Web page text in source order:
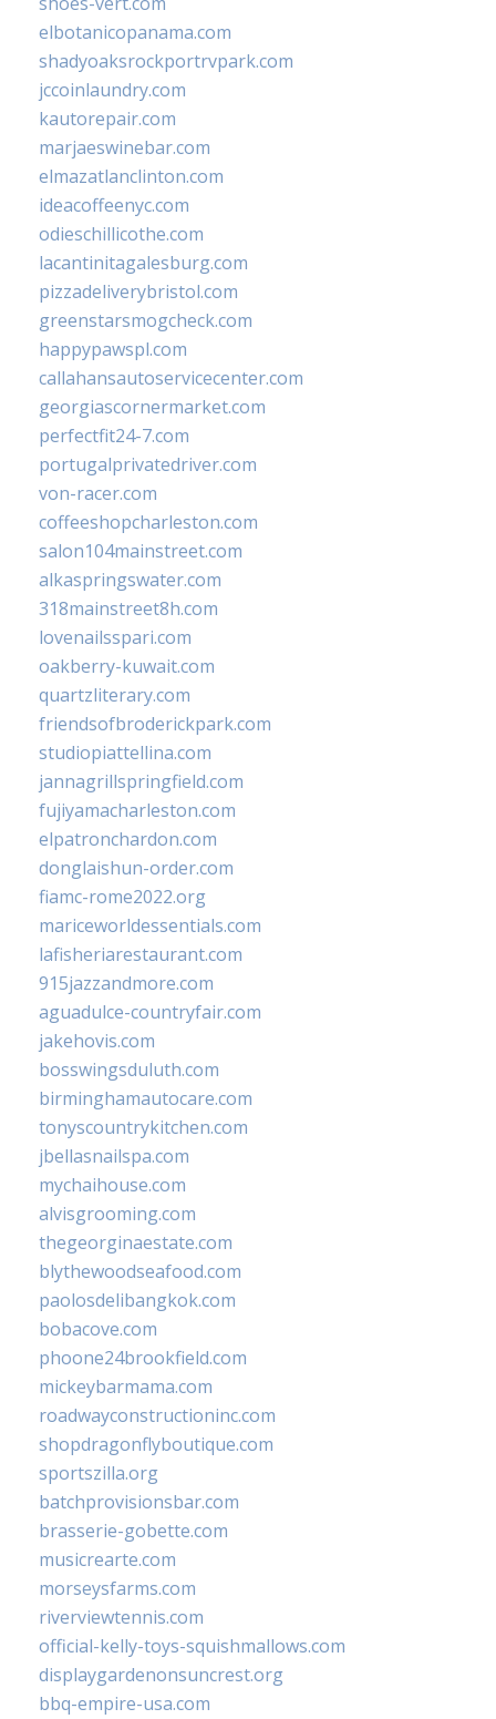
elbotanicopanama.com
shadyoaksrockportrvpark.com
jccoinlaundry.com
kautorepair.com
marjaeswinebar.com
elmazatlanclinton.com
ideacoffeenyc.com
odieschillicothe.com
lacantinitagalesburg.com
pizzadeliverybristol.com
greenstarsmogcheck.com
happypawspl.com
callahansautoservicecenter.com
georgiascornermarket.com
perfectfit24-7.com
portugalprivatedriver.com
von-racer.com
coffeeshopcharleston.com
salon104mainstreet.com
alkaspringswater.com
318mainstreet8h.com
lovenailsspari.com
oakberry-kuwait.com
quartzliterary.com
friendsofbroderickpark.com
studiopiattellina.com
jannagrillspringfield.com
fujiyamacharleston.com
elpatronchardon.com
donglaishun-order.com
fiamc-rome2022.org
mariceworldessentials.com
lafisheriarestaurant.com
915jazzandmore.com
aguadulce-countryfair.com
jakehovis.com
bosswingsduluth.com
birminghamautocare.com
tonyscountrykitchen.com
jbellasnailspa.com
mychaihouse.com
alvisgrooming.com
thegeorginaestate.com
blythewoodseafood.com
paolosdelibangkok.com
bobacove.com
phoone24brookfield.com
mickeybarmama.com
roadwayconstructioninc.com
shopdragonflyboutique.com
sportszilla.org
batchprovisionsbar.com
brasserie-gobette.com
musicrearte.com
morseysfarms.com
riverviewtennis.com
official-kelly-toys-squishmallows.com
displaygardenonsuncrest.org
bbq-empire-usa.com